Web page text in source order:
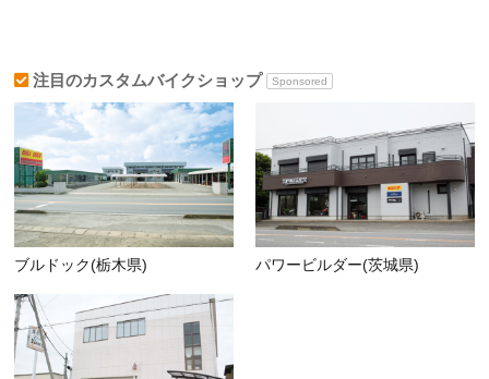
注目のカスタムバイクショップ Sponsored
ブルドック(栃木県) パワービルダー(茨城県)